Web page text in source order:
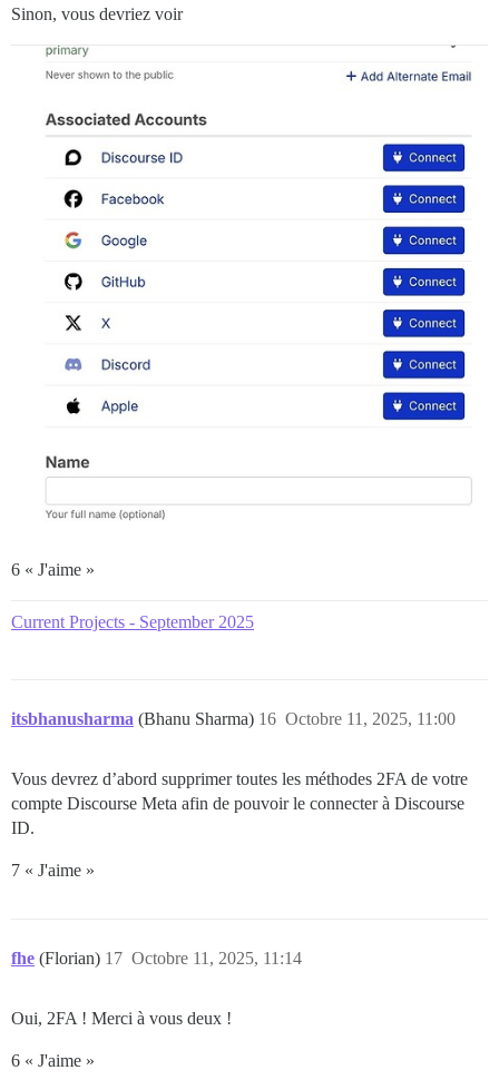
Sinon, vous devriez voir
6 « J'aime »
Current Projects - September 2025
itsbhanusharma (Bhanu Sharma) Octobre 11, 2025, 11:00
16
Vous devrez d’abord supprimer toutes les méthodes 2FA de votre
compte Discourse Meta afin de pouvoir le connecter à Discourse
ID.
7 « J'aime »
fhe (Florian) Octobre 11, 2025, 11:14
17
Oui, 2FA ! Merci à vous deux !
6 « J'aime »